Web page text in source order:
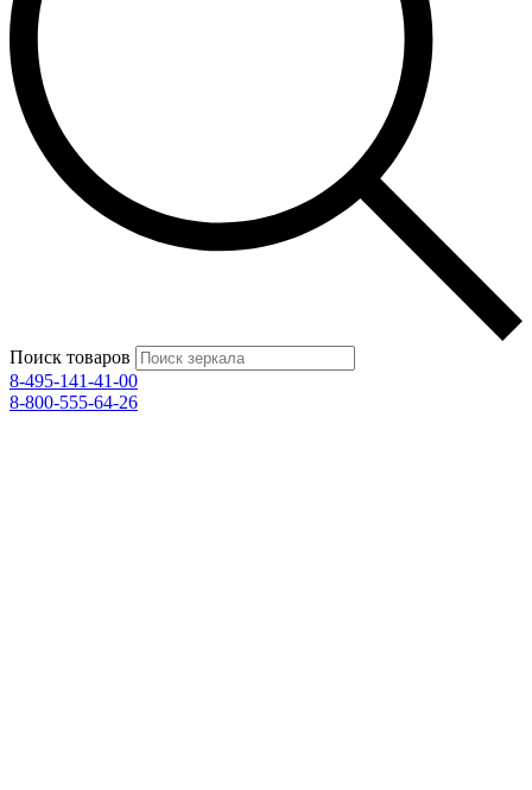
Поиск товаров
8-495-141-41-00
8-800-555-64-26